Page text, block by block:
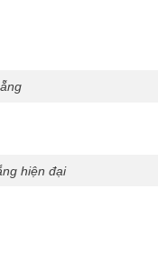
hiện đại